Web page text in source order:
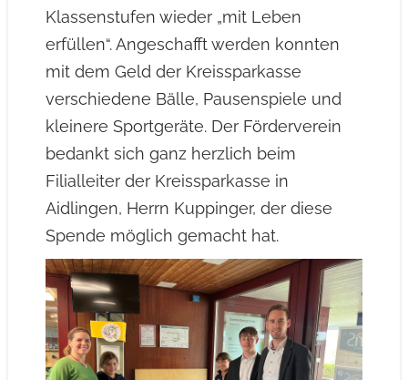
Klassenstufen wieder „mit Leben
erfüllen“. Angeschafft werden konnten
mit dem Geld der Kreissparkasse
verschiedene Bälle, Pausenspiele und
kleinere Sportgeräte. Der Förderverein
bedankt sich ganz herzlich beim
Filialleiter der Kreissparkasse in
Aidlingen, Herrn Kuppinger, der diese
Spende möglich gemacht hat.